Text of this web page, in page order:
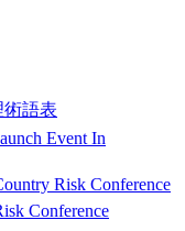
語表
Event In
Risk Conference
Conference